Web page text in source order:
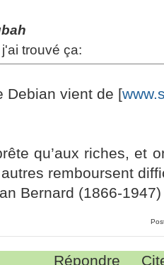
trouvé ça:
Debian vient de [
qu’aux riches, et
remboursent
Bernard (1866-1947)
Répondre